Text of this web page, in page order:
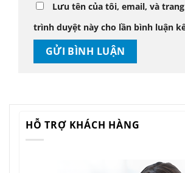
HỖ TRỢ KHÁCH HÀNG
Lưu tên của tôi, email, và
trình duyệt này cho lần bình luận